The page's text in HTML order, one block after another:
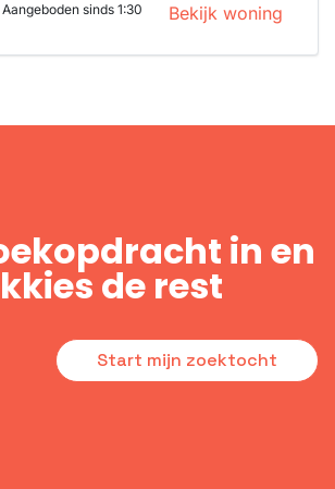
Aangeboden sinds 1:30 Bekijk woning
in en
de rest
Start mijn zoektocht